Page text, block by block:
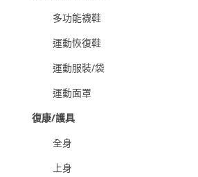
多功能襪鞋
運動恢復鞋
運動服裝/袋
運動面罩
復康/護具
全身
上身